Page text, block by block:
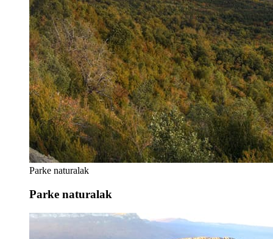
Parke naturalak
Parke naturalak